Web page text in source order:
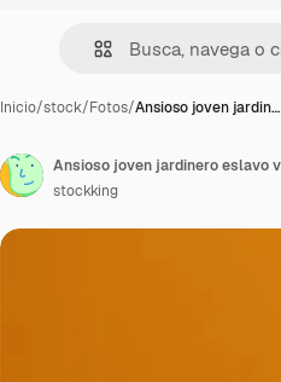
Inicio/stock/Fotos/Ansioso joven jardin…
stockking